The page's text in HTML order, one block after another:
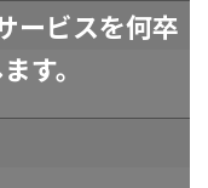
ービスを何卒
す。